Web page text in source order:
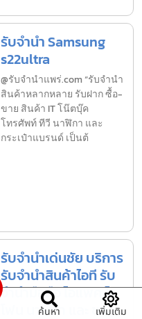
รับจำนำ Samsung
s22ultra
@รับจำนำแพร่.com “รับจำนำ
สินค้าหลากหลาย รับฝาก ซื้อ-
ขาย สินค้า IT โน๊ตบุ๊ค
โทรศัพท์ ทีวี นาฬิกา และ
กระเป๋าแบรนด์ เป็นต้
รับจำนำเด่นชัย บริการ
รับจำนำสินค้าไอที รับ
จำนำมือถือ ไอแพค ไอ
โฟน นาฬิกา และ ของ
ค้นหา เพิ่มเติม